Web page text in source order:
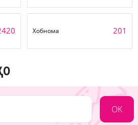
Хобнома 201
OK